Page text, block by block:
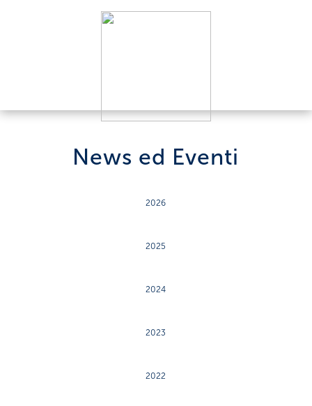
News ed Eventi
2026
2025
2024
2023
2022